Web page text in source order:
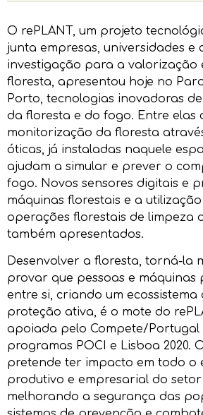
O rePLANT, um projeto
junta empresas, universidades e
investigação para a valorização
floresta, apresentou hoje no
Porto, tecnologias inovadoras
da floresta e do fogo. Entre elas
monitorização da floresta
óticas, já instaladas naquele
ajudam a simular e prever o
fogo. Novos sensores digitais e
máquinas florestais e a
operações florestais de limpeza
também apresentados.
Desenvolver a floresta, torná-la
provar que pessoas e
entre si, criando um ecossistema
proteção ativa, é o mote do
apoiada pelo Compete/Portugal
programas POCI e Lisboa 2020.
pretende ter impacto em todo o
produtivo e empresarial do
melhorando a segurança das